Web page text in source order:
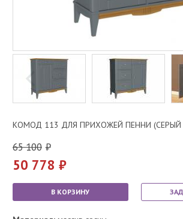
КОМОД 113 ДЛЯ ПРИХОЖЕЙ ПЕННИ (СЕРЫЙ
65 100
50 778
В КОРЗИНУ